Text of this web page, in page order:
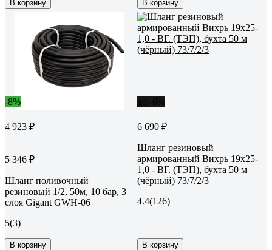
В корзину В корзину
-8%
4 923 ₽
5 346 ₽
Шланг поливочный
резиновый 1/2, 50м, 10 бар, 3
слоя Gigant GWH-06
5(3)
В корзину
6 690 ₽
Шланг резиновый
армированный Вихрь 19х25-
1,0 - ВГ. (ТЭП), бухта 50 м
(чёрный) 73/7/2/3
4.4(126)
В корзину